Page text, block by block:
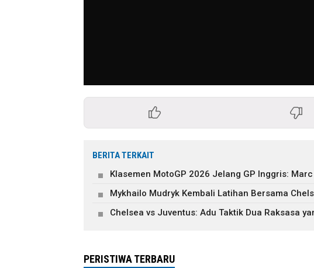
BERITA TERKAIT
Klasemen MotoGP 2026 Jelang GP Inggris:
Mykhailo Mudryk Kembali Latihan Bersama
Chelsea vs Juventus: Adu Taktik Dua Raksasa
PERISTIWA TERBARU